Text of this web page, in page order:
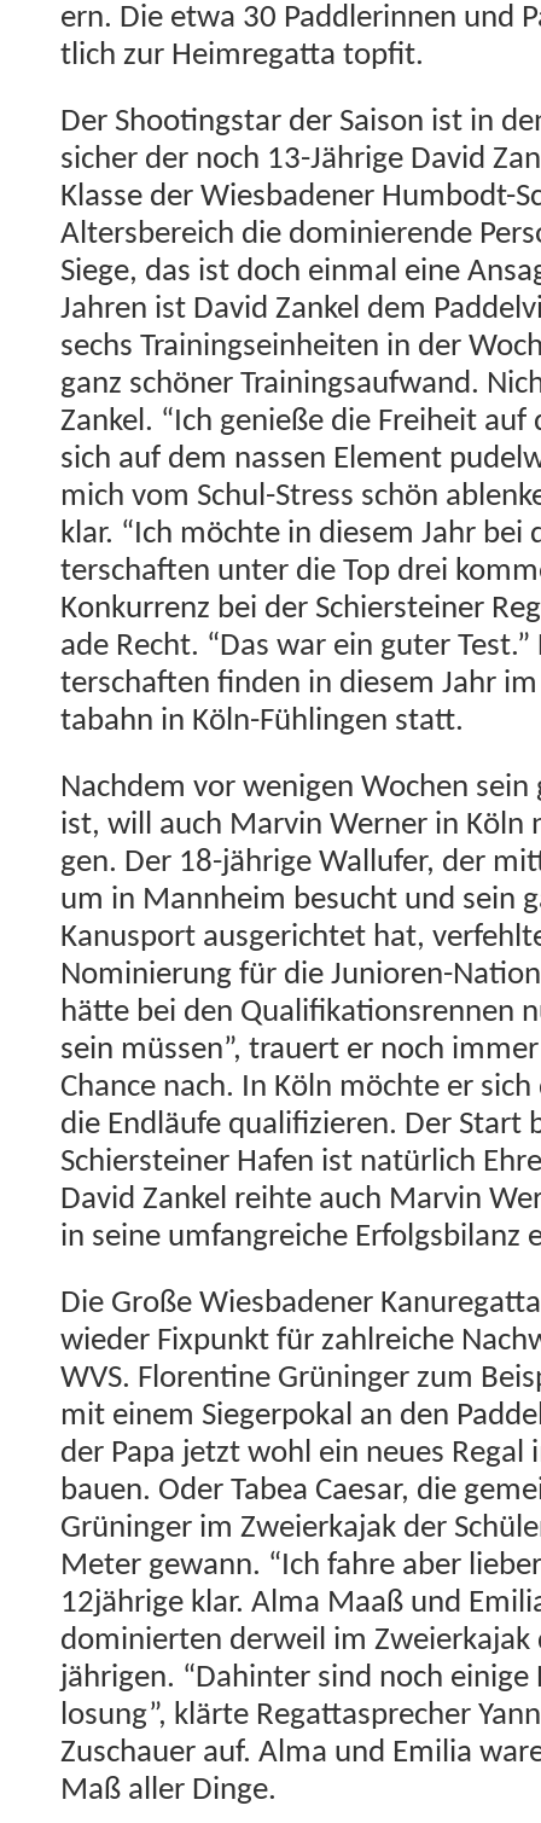
ern. Die etwa 30 Pad­dlerin­nen und
tlich zur Heim­re­gat­ta topfit.
Der Shoot­ingstar der Sai­son ist in
sich­er der noch 13-Jährige David
Klasse der Wies­baden­er Hum­bodt-
Alters­bere­ich die dominierende
Siege, das ist doch ein­mal eine
Jahren ist David Zankel dem
sechs Train­ing­sein­heit­en in der
ganz schön­er Train­ingsaufwand.
Zankel. “Ich genieße die Frei­heit auf
sich auf dem nassen Ele­ment
mich vom Schul-Stress schön
klar. “Ich möchte in diesem Jahr
ter­schaften unter die Top drei
Konkur­renz bei der Schier­stein­er
ade Recht. “Das war ein guter
ter­schaften find­en in diesem Jahr
tabahn in Köln-Füh­lin­gen statt.
Nach­dem vor weni­gen Wochen
ist, will auch Mar­vin Wern­er in Köln
gen. Der 18-jährige Wal­lufer, der
um in Mannheim besucht und sein
Kanus­port aus­gerichtet hat,
Nominierung für die Junioren-
hätte bei den Qual­i­fika­tion­sren­nen
sein müssen”, trauert er noch
Chance nach. In Köln möchte er
die Endläufe qual­i­fizieren. Der Start
Schier­stein­er Hafen ist natür­lich
David Zankel rei­hte auch Mar­vin
in seine umfan­gre­iche Erfol­gs­bi­lanz
Die Große Wies­baden­er
wieder Fix­punkt für zahlre­iche
WVS. Flo­ren­tine Grüninger zum
mit einem Siegerpokal an den
der Papa jet­zt wohl ein neues Regal
bauen. Oder Tabea Cae­sar, die
Grüninger im Zweierka­jak der
Meter gewann. “Ich fahre aber
12jährige klar. Alma Maaß und
dominierten der­weil im
jähri­gen. “Dahin­ter sind noch
losung”, klärte Regat­tasprech­er
Zuschauer auf. Alma und Emil­ia
Maß aller Dinge.